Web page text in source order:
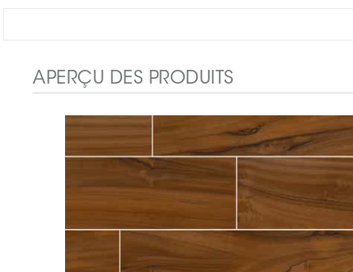
APERÇU DES PRODUITS